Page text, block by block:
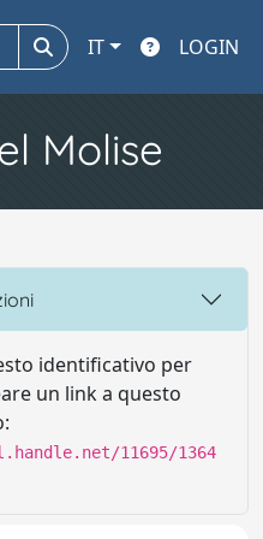
IT LOGIN
Molise
identificativo per
un link a questo
11695/1364